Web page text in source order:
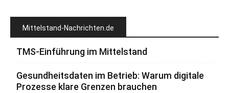
Mittelstand-Nachrichten.de
TMS-Einführung im Mittelstand
Gesundheitsdaten im Betrieb: Warum digitale
Prozesse klare Grenzen brauchen